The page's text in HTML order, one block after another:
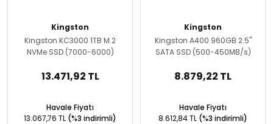
Kingston
Kingston KC3000 1TB M.2
NVMe SSD (7000-6000)
13.471,92 TL
Havale Fiyatı
13.067,76 TL (%3 indirimli)
Kingston
Kingston A400 960GB 2.5''
SATA SSD (500-450MB/s)
8.879,22 TL
Havale Fiyatı
8.612,84 TL (%3 indirimli)